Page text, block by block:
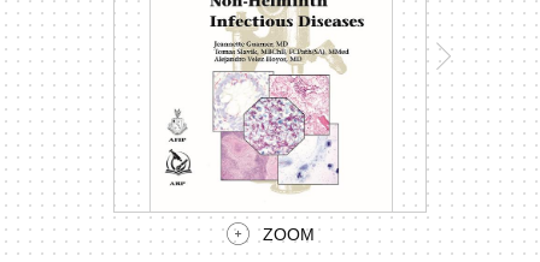
ZOOM